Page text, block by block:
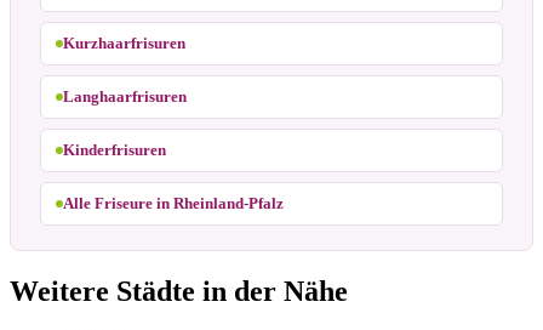
Kurzhaarfrisuren
Langhaarfrisuren
Kinderfrisuren
Alle Friseure in Rheinland-Pfalz
Weitere Städte in der Nähe